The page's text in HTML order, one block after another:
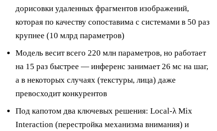
дорисовки удаленных фрагментов изображений,
которая по качеству сопоставима с системами в 50 раз
крупнее (10 млрд параметров)
Модель весит всего 220 млн параметров, но работает
на 15 раз быстрее — инференс занимает 26 мс на шаг,
а в некоторых случаях (текстуры, лица) даже
превосходит конкурентов
Под капотом два ключевых решения: Local-λ Mix
Interaction (перестройка механизма внимания) и